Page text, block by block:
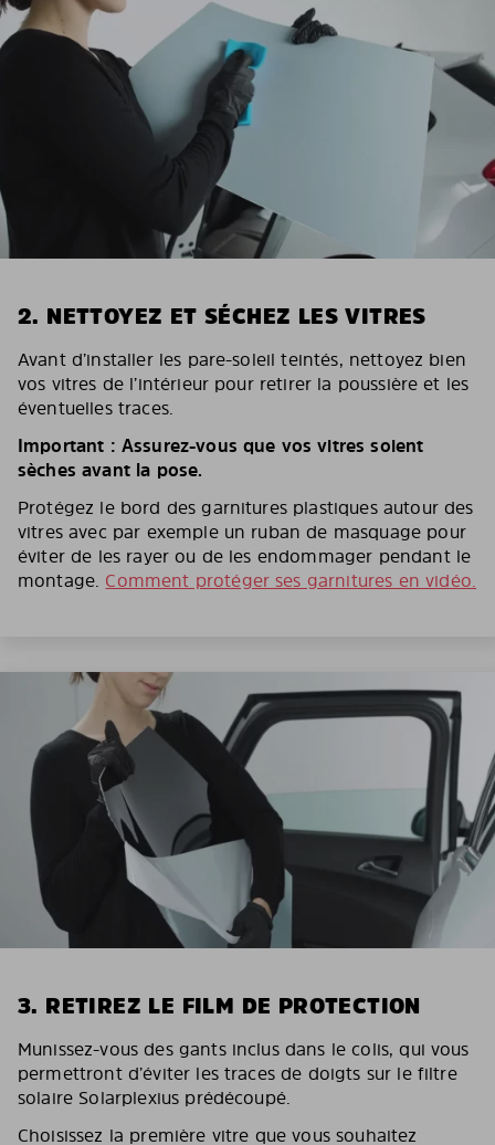
2. NETTOYEZ ET SÉCHEZ LES VITRES
Avant d’installer les pare-soleil teintés, nettoyez bien
vos vitres de l’intérieur pour retirer la poussière et les
éventuelles traces.
Important : Assurez-vous que vos vitres soient
sèches avant la pose.
Protégez le bord des garnitures plastiques autour des
vitres avec par exemple un ruban de masquage pour
éviter de les rayer ou de les endommager pendant le
montage. Comment protéger ses garnitures en vidéo.
3. RETIREZ LE FILM DE PROTECTION
Munissez-vous des gants inclus dans le colis, qui vous
permettront d’éviter les traces de doigts sur le filtre
solaire Solarplexius prédécoupé.
Choisissez la première vitre que vous souhaitez